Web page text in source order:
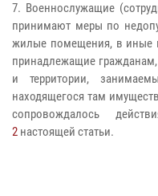
7. Военнослужащие
принимают меры по
жилые помещения, в иные
принадлежащие
и территории,
находящегося там
сопровождалось
2 настоящей статьи.